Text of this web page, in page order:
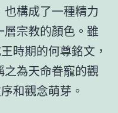
構成了一種精力
宗教的顏色。雖
時期的何尊銘文，
為天命眷寵的觀
和觀念萌芽。